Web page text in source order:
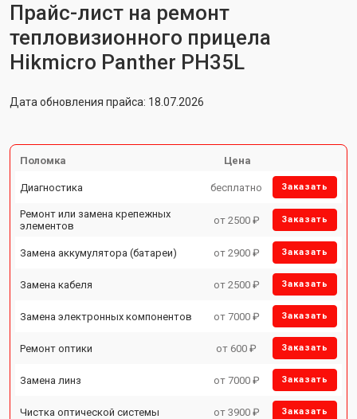
Прайс-лист на ремонт
тепловизионного прицела
Hikmicro Panther PH35L
Дата обновления прайса: 18.07.2026
Поломка Цена
Диагностика бесплатно Заказать
Ремонт или замена крепежных
элементов
от 2500 ₽ Заказать
Замена аккумулятора (батареи) от 2900 ₽ Заказать
Замена кабеля от 2500 ₽ Заказать
Замена электронных компонентов от 7000 ₽ Заказать
Ремонт оптики от 600 ₽ Заказать
Замена линз от 7000 ₽ Заказать
Чистка оптической системы от 3900 ₽ Заказать